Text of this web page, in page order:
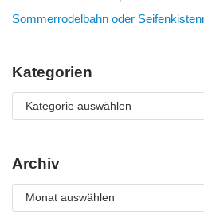
Sommerrodelbahn oder
Kategorien
Archiv